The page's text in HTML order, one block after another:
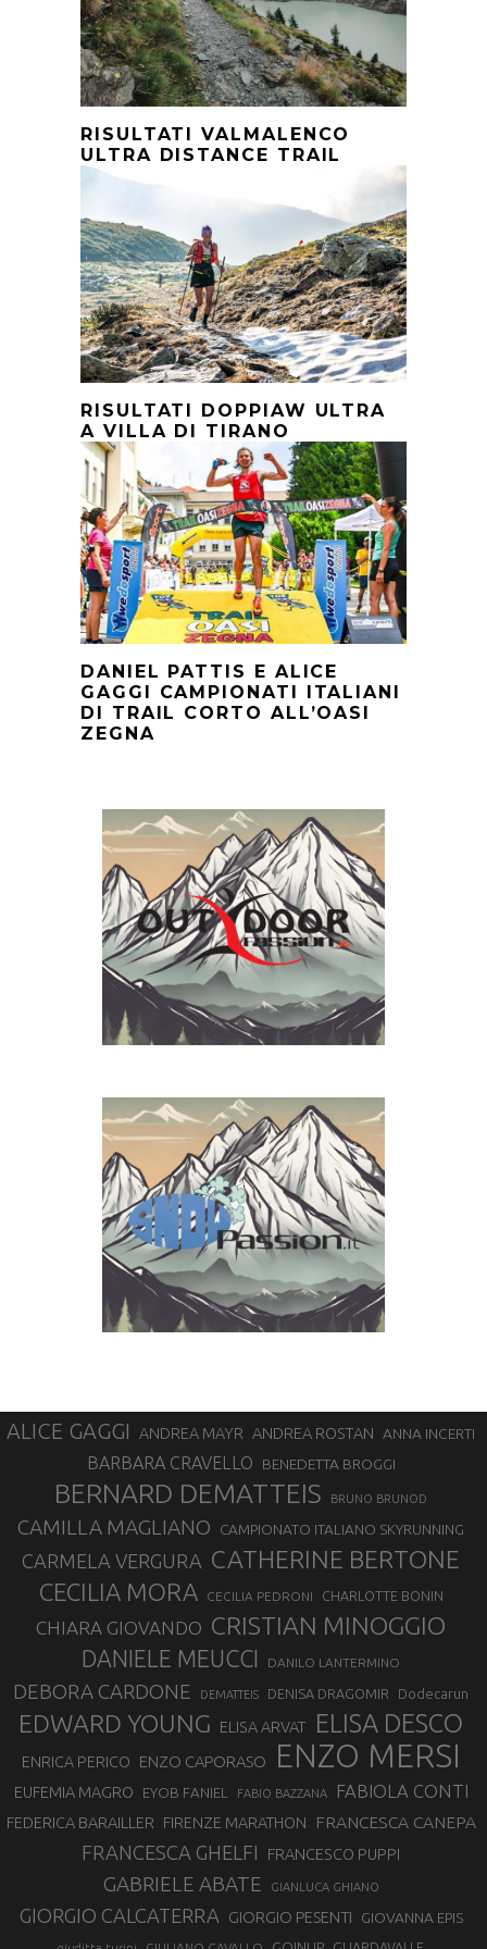
RISULTATI VALMALENCO
ULTRA DISTANCE TRAIL
RISULTATI DOPPIAW ULTRA
A VILLA DI TIRANO
DANIEL PATTIS E ALICE
GAGGI CAMPIONATI ITALIANI
DI TRAIL CORTO ALL’OASI
ZEGNA
ALICE GAGGI ANDREA MAYR ANDREA ROSTAN ANNA INCERTI
BARBARA CRAVELLO BENEDETTA BROGGI
BERNARD DEMATTEIS BRUNO BRUNOD
CAMILLA MAGLIANO CAMPIONATO ITALIANO SKYRUNNING
CARMELA VERGURA CATHERINE BERTONE
CECILIA MORA CECILIA PEDRONI CHARLOTTE BONIN
CHIARA GIOVANDO CRISTIAN MINOGGIO
DANIELE MEUCCI DANILO LANTERMINO
DEBORA CARDONE DEMATTEIS DENISA DRAGOMIR Dodecarun
EDWARD YOUNG ELISA ARVAT ELISA DESCO
ENRICA PERICO ENZO CAPORASO ENZO MERSI
EUFEMIA MAGRO EYOB FANIEL FABIO BAZZANA FABIOLA CONTI
FEDERICA BARAILLER FIRENZE MARATHON FRANCESCA CANEPA
FRANCESCA GHELFI FRANCESCO PUPPI
GABRIELE ABATE GIANLUCA GHIANO
GIORGIO CALCATERRA GIORGIO PESENTI GIOVANNA EPIS